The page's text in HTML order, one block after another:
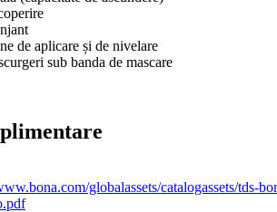
de aplicare și de nivelare
sub banda de mascare
globalassets/catalogassets/tds-